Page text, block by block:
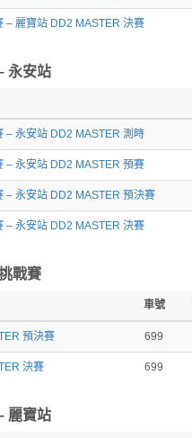
– 麗寶站 DD2 MASTER 決賽
永安站
– 永安站 DD2 MASTER 測時
– 永安站 DD2 MASTER 預賽
– 永安站 DD2 MASTER 預決賽
– 永安站 DD2 MASTER 決賽
戰賽
車號
預決賽 699
決賽 699
麗寶站